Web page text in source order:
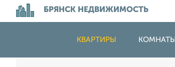
БРЯНСК НЕДВИЖИМОСТЬ
КВАРТИРЫ КОМНАТЫ